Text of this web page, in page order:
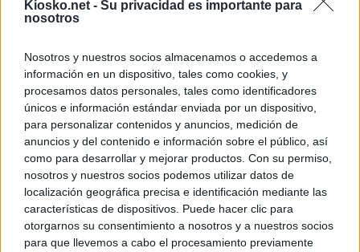
Kiosko.net - Su privacidad es importante para
nosotros
Nosotros y nuestros socios almacenamos o accedemos a
información en un dispositivo, tales como cookies, y
procesamos datos personales, tales como identificadores
únicos e información estándar enviada por un dispositivo,
para personalizar contenidos y anuncios, medición de
anuncios y del contenido e información sobre el público, así
como para desarrollar y mejorar productos. Con su permiso,
nosotros y nuestros socios podemos utilizar datos de
localización geográfica precisa e identificación mediante las
características de dispositivos. Puede hacer clic para
otorgarnos su consentimiento a nosotros y a nuestros socios
para que llevemos a cabo el procesamiento previamente
gobiernan en
ante la Fiscalía
los inmigrantes”
© Kiosko.net Aviso Legal Privacidad y Cookies